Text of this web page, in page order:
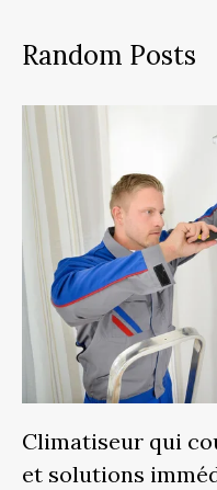
Random Posts
Climatiseur qui
et solutions